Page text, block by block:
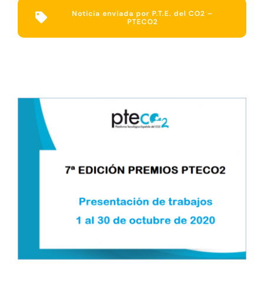
Noticia enviada por P.T.E. del CO2 –
PTECO2